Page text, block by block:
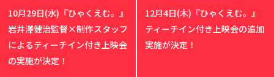
10月29日(水)『ひゃくえむ。』
岩井澤健治監督×制作スタッフ
によるティーチイン付き上映会
の実施が決定！
12月4日(木)『ひゃくえむ。』
ティーチイン付き上映会の追加
実施が決定！